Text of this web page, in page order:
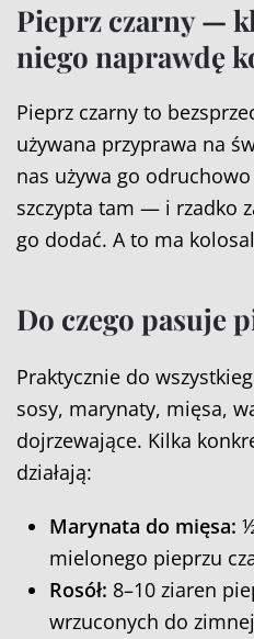
Pieprz czarny —
niego naprawdę
Pieprz czarny to
używana przyprawa na
nas używa go
szczypta tam — i rzadko
go dodać. A to ma
Do czego pasuje
Praktycznie do
sosy, marynaty, mięsa,
dojrzewające. Kilka
działają:
Marynata do mięsa:
mielonego pieprzu
Rosół: 8–10 ziaren
wrzuconych do